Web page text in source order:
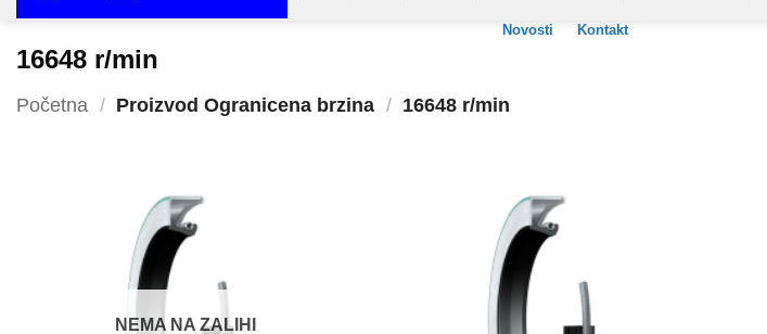
Novosti Kontakt
16648 r/min
Početna / Proizvod Ogranicena brzina / 16648 r/min
NEMA NA ZALIHI